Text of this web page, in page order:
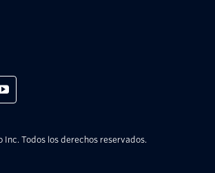
Inc. Todos los derechos reservados.